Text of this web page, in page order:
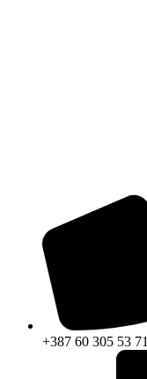
+387 60 305 53 71